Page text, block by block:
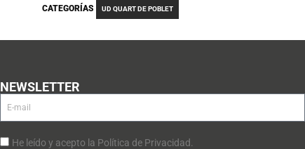
CATEGORÍAS UD QUART DE POBLET
NEWSLETTER
He leído y acepto la Política de Privacidad.